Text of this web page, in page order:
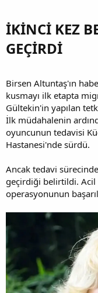
İKİNCİ KEZ
GEÇİRDİ​
Birsen Altuntaş'ın
kusmayı ilk etapta
Gültekin'in yapılan
İlk müdahalenin
oyuncunun tedavisi
Hastanesi'nde sürdü.
Ancak tedavi
geçirdiği belirtildi. Acil
operasyonunun